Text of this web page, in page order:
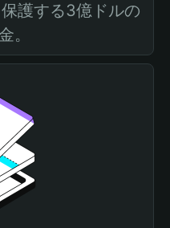
護する3億ドルの
。